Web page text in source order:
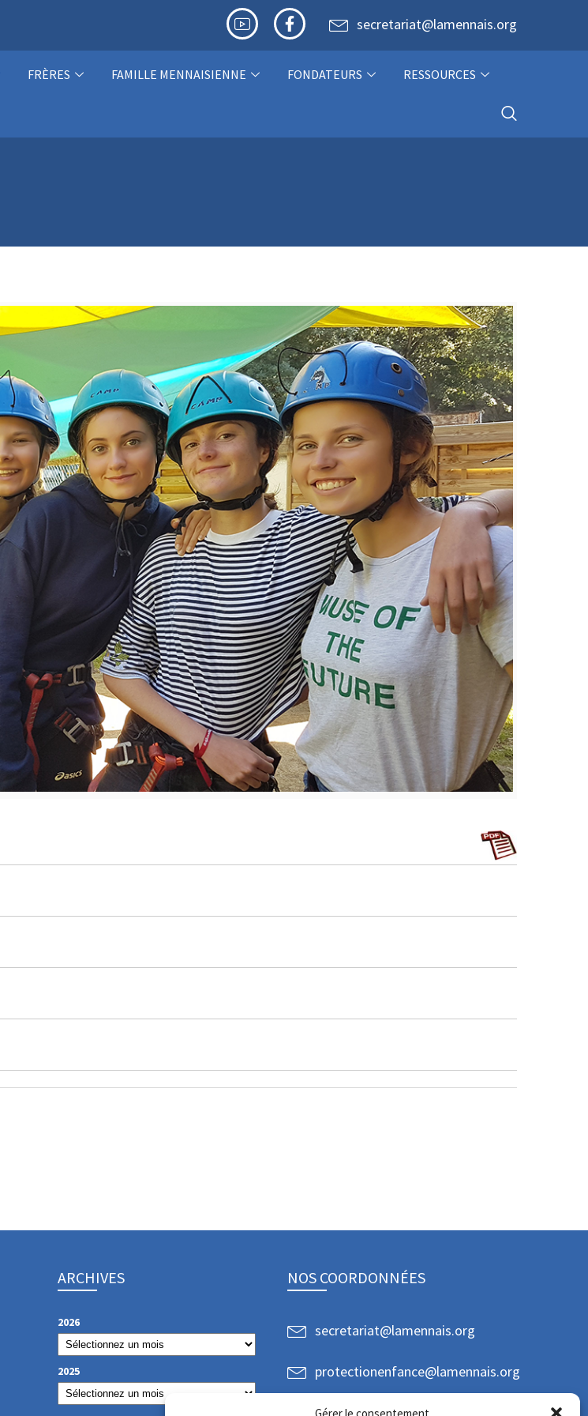
Gérer le consentement
secretariat@lamennais.org
FRÈRES FAMILLE MENNAISIENNE FONDATEURS
RESSOURCES
ARCHIVES
2026
2025
NOS COORDONNÉES
secretariat@lamennais.org
protectionenfance@lamennais.org